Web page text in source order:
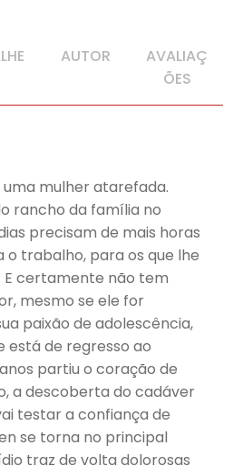
AUTOR
AVALIAÇ
ÕES
uma mulher atarefada.
rancho da família no
precisam de mais horas
o trabalho, para os que lhe
E certamente não tem
mesmo se ele for
paixão de adolescência,
está de regresso ao
partiu o coração de
a descoberta do cadáver
testar a confiança de
se torna no principal
traz de volta dolorosas